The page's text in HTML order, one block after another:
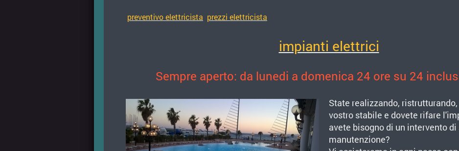
preventivo elettricista prezzi elettricista
impianti elettrici
Sempre aperto: da lunedi a domenica 24 ore su 24
State realizzando,
vostro stabile e dovete rifare
avete bisogno di un intervento
manutenzione?